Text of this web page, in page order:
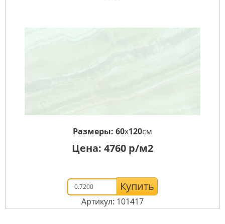
Размеры: 60x120см
Цена: 4760 р/м2
Купить
Артикул: 101417